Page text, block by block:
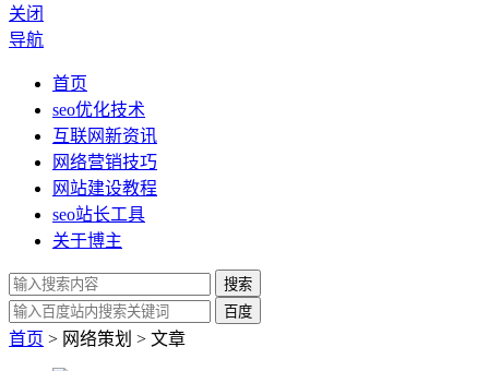
关闭
导航
首页
seo优化技术
互联网新资讯
网络营销技巧
网站建设教程
seo站长工具
关于博主
搜索
百度
首页 > 网络策划 > 文章